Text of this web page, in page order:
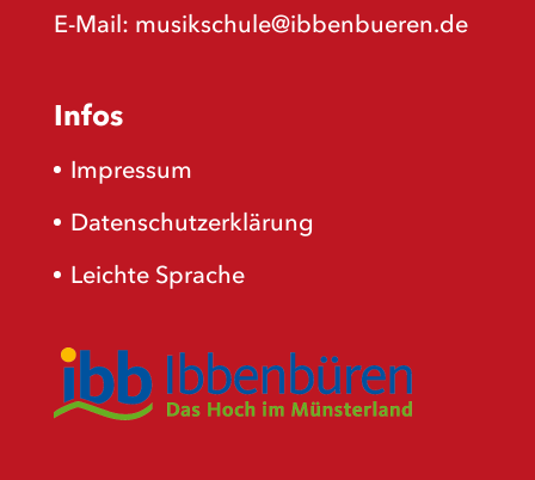
E-Mail: musikschule@ibbenbueren.de
Infos
Impressum
Datenschutzerklärung
Leichte Sprache